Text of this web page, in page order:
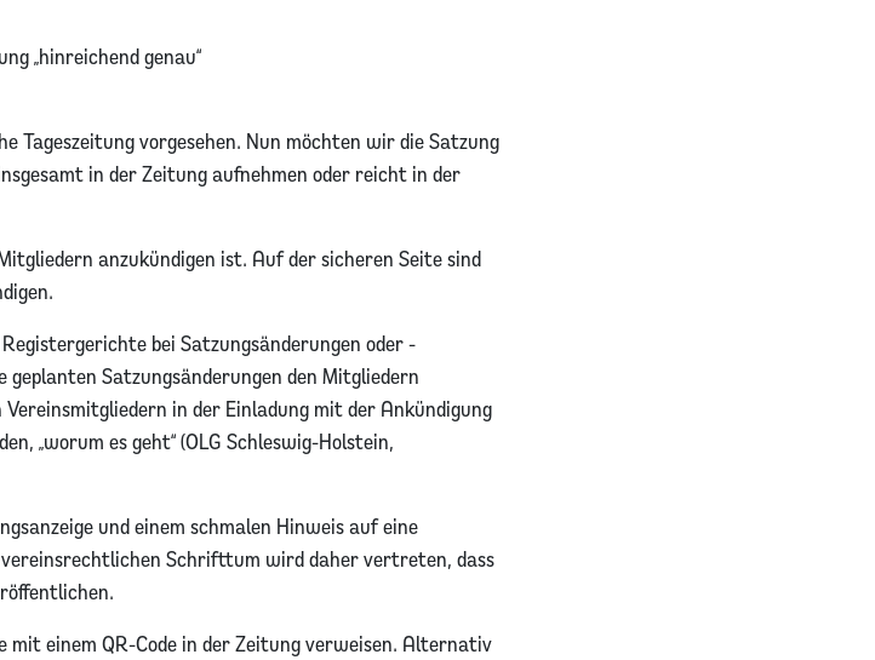
„hinreichend genau“
Tageszeitung vorgesehen. Nun möchten wir die Satzung
in der Zeitung aufnehmen oder reicht in der
anzukündigen ist. Auf der sicheren Seite sind
bei Satzungsänderungen oder -
geplanten Satzungsänderungen den Mitgliedern
in der Einladung mit der Ankündigung
„worum es geht“ (OLG Schleswig-Holstein,
und einem schmalen Hinweis auf eine
vereinsrechtlichen Schrifttum wird daher vertreten, dass
mit einem QR-Code in der Zeitung verweisen. Alternativ